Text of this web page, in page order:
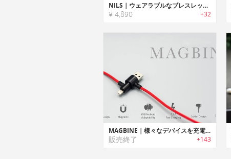
NILS｜ウェアラブルなブレスレットデザインケーブル「ニルス」
¥ 4,890 +32
MAGBINE｜様々なデバイスを充電可能なオールインワンUSBマグネットケーブル「マグバイン」
販売終了 +143